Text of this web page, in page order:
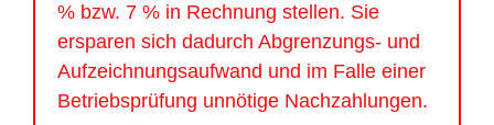
% bzw. 7 % in Rechnung stellen. Sie
ersparen sich dadurch Abgrenzungs- und
Aufzeichnungsaufwand und im Falle einer
Betriebsprüfung unnötige Nachzahlungen.